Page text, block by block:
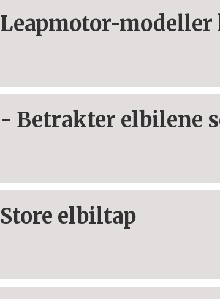
Leapmotor-modeller
- Betrakter elbilene
Store elbiltap